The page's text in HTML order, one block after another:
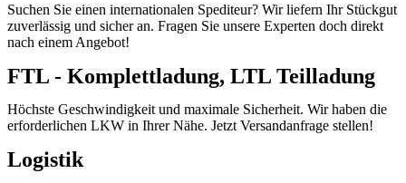
Suchen Sie einen internationalen Spediteur? Wir liefern Ihr Stückgut
zuverlässig und sicher an. Fragen Sie unsere Experten doch direkt
nach einem Angebot!
FTL - Komplettladung, LTL Teilladung
Höchste Geschwindigkeit und maximale Sicherheit. Wir haben die
erforderlichen LKW in Ihrer Nähe. Jetzt Versandanfrage stellen!
Logistik